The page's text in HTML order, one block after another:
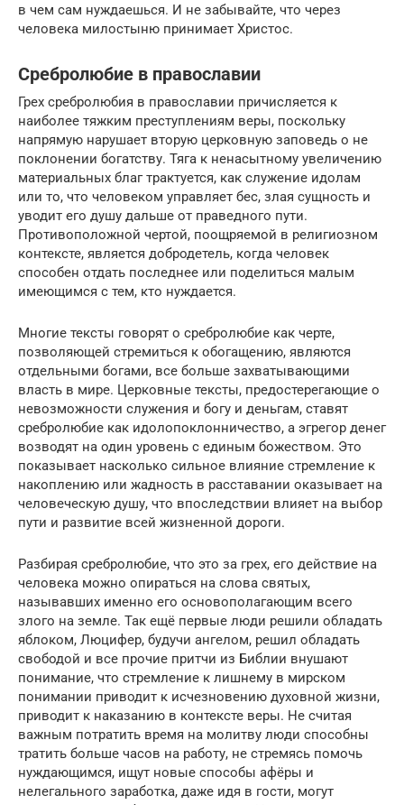
в чем сам нуждаешься. И не забывайте, что через
человека милостыню принимает Христос.
Сребролюбие в православии
Грех сребролюбия в православии причисляется к
наиболее тяжким преступлениям веры, поскольку
напрямую нарушает вторую церковную заповедь о не
поклонении богатству. Тяга к ненасытному увеличению
материальных благ трактуется, как служение идолам
или то, что человеком управляет бес, злая сущность и
уводит его душу дальше от праведного пути.
Противоположной чертой, поощряемой в религиозном
контексте, является добродетель, когда человек
способен отдать последнее или поделиться малым
имеющимся с тем, кто нуждается.
Многие тексты говорят о сребролюбие как черте,
позволяющей стремиться к обогащению, являются
отдельными богами, все больше захватывающими
власть в мире. Церковные тексты, предостерегающие о
невозможности служения и богу и деньгам, ставят
сребролюбие как идолопоклонничество, а эгрегор денег
возводят на один уровень с единым божеством. Это
показывает насколько сильное влияние стремление к
накоплению или жадность в расставании оказывает на
человеческую душу, что впоследствии влияет на выбор
пути и развитие всей жизненной дороги.
Разбирая сребролюбие, что это за грех, его действие на
человека можно опираться на слова святых,
называвших именно его основополагающим всего
злого на земле. Так ещё первые люди решили обладать
яблоком, Люцифер, будучи ангелом, решил обладать
свободой и все прочие притчи из Библии внушают
понимание, что стремление к лишнему в мирском
понимании приводит к исчезновению духовной жизни,
приводит к наказанию в контексте веры. Не считая
важным потратить время на молитву люди способны
тратить больше часов на работу, не стремясь помочь
нуждающимся, ищут новые способы афёры и
нелегального заработка, даже идя в гости, могут